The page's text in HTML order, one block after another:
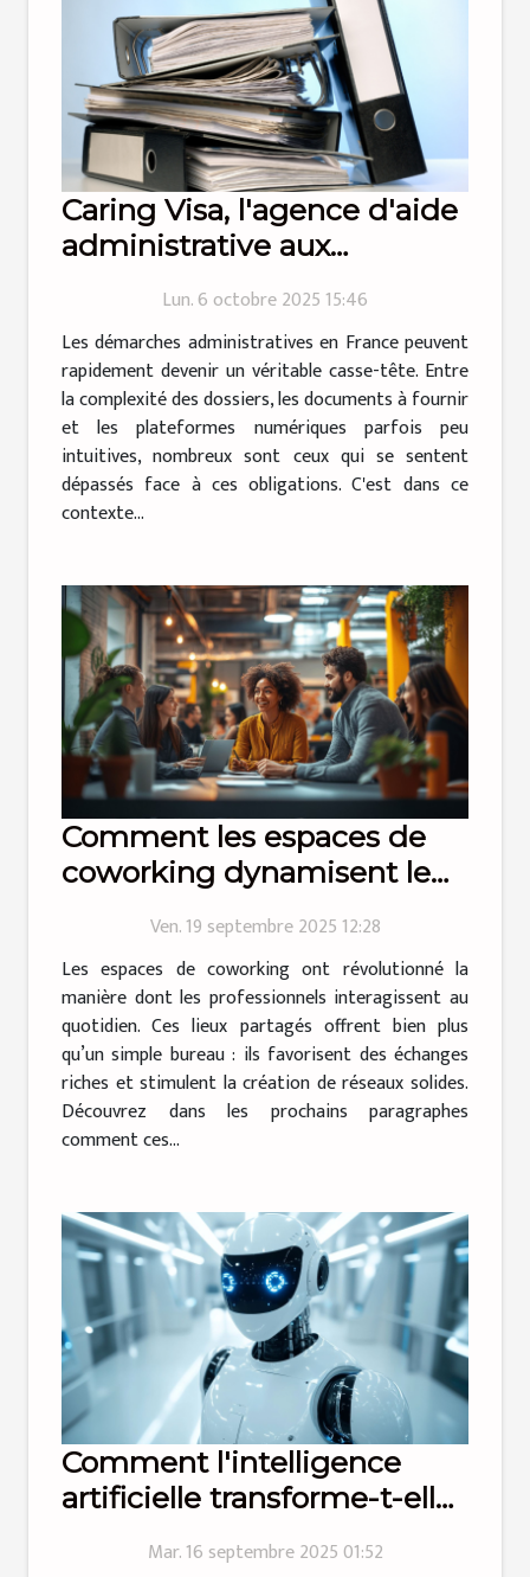
Caring Visa, l'agence d'aide
administrative aux
Lun. 6 octobre 2025 15:46
Les démarches administratives en France peuvent
rapidement devenir un véritable casse-tête. Entre
la complexité des dossiers, les documents à fournir
et les plateformes numériques parfois peu
intuitives, nombreux sont ceux qui se sentent
dépassés face à ces obligations. C'est dans ce
contexte...
Comment les espaces de
coworking dynamisent le
Ven. 19 septembre 2025 12:28
Les espaces de coworking ont révolutionné la
manière dont les professionnels interagissent au
quotidien. Ces lieux partagés offrent bien plus
qu’un simple bureau : ils favorisent des échanges
riches et stimulent la création de réseaux solides.
Découvrez dans les prochains paragraphes
comment ces...
Comment l'intelligence
artificielle transforme-t-elle
Mar. 16 septembre 2025 01:52